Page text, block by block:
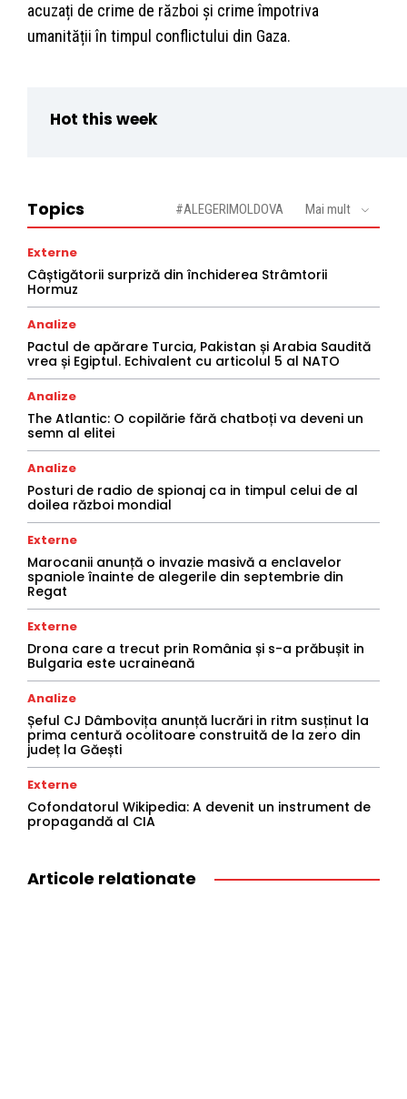
acuzați de crime de război și crime împotriva
umanității în timpul conflictului din Gaza.
Hot this week
Topics #ALEGERIMOLDOVA Mai mult
Externe
Câștigătorii surpriză din închiderea Strâmtorii
Hormuz
Analize
Pactul de apărare Turcia, Pakistan și Arabia Saudită
vrea și Egiptul. Echivalent cu articolul 5 al NATO
Analize
The Atlantic: O copilărie fără chatboți va deveni un
semn al elitei
Analize
Posturi de radio de spionaj ca in timpul celui de al
doilea război mondial
Externe
Marocanii anunță o invazie masivă a enclavelor
spaniole înainte de alegerile din septembrie din
Regat
Externe
Drona care a trecut prin România și s-a prăbușit in
Bulgaria este ucraineană
Analize
Șeful CJ Dâmbovița anunță lucrări in ritm susținut la
prima centură ocolitoare construită de la zero din
județ la Găești
Externe
Cofondatorul Wikipedia: A devenit un instrument de
propagandă al CIA
Articole relationate